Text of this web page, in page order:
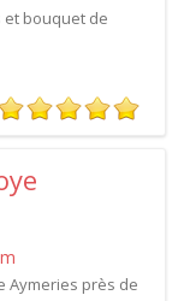
bouquet de
Aymeries près de